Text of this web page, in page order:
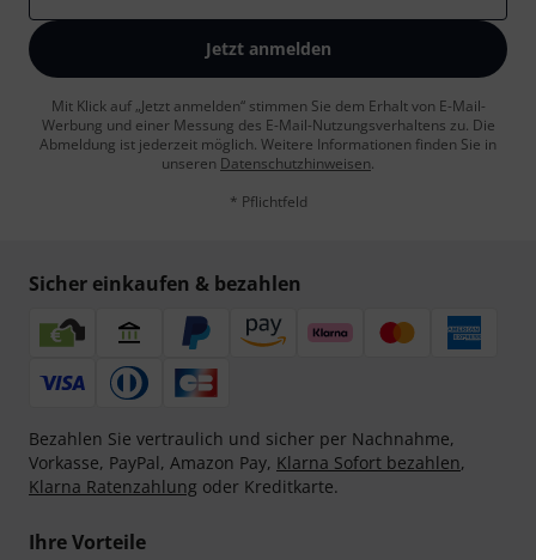
Jetzt anmelden
Mit Klick auf „Jetzt anmelden“ stimmen Sie dem Erhalt von E-Mail-
Werbung und einer Messung des E-Mail-Nutzungsverhaltens zu. Die
Abmeldung ist jederzeit möglich. Weitere Informationen finden Sie in
unseren Datenschutzhinweisen.
* Pflichtfeld
Sicher einkaufen & bezahlen
Bezahlen Sie vertraulich und sicher per Nachnahme,
Vorkasse, PayPal, Amazon Pay, Klarna Sofort bezahlen,
Klarna Ratenzahlung oder Kreditkarte.
Ihre Vorteile